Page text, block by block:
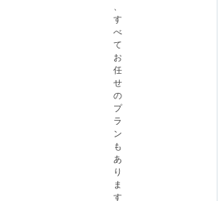
す
べ
て
お
任
せ
の
プ
ラ
ン
も
あ
り
ま
す